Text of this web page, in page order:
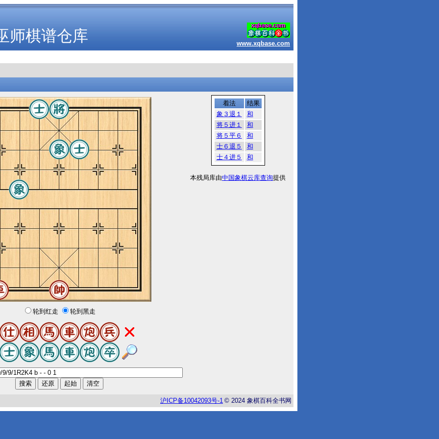
师棋谱仓库 www.xqbase.com
轮到红走 轮到黑走
着法
结果
象３退１
和
将５进１
和
将５平６
和
士６退５
和
士４进５
和
本残局库由中国象棋云库查询提供
沪 ICP备10042093号-1 © 2024 象棋百科全书网